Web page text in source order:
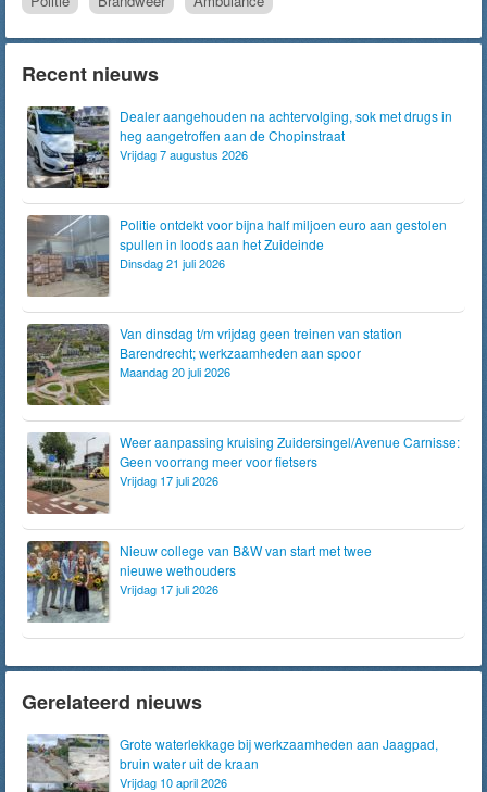
Recent nieuws
Dealer aangehouden na achtervolging, sok met drugs in
heg aangetroffen aan de Chopinstraat
Vrijdag 7 augustus 2026
Politie ontdekt voor bijna half miljoen euro aan gestolen
spullen in loods aan het Zuideinde
Dinsdag 21 juli 2026
Van dinsdag t/m vrijdag geen treinen van station
Barendrecht; werkzaamheden aan spoor
Maandag 20 juli 2026
Weer aanpassing kruising Zuidersingel/Avenue Carnisse:
Geen voorrang meer voor fietsers
Vrijdag 17 juli 2026
Nieuw college van B&W van start met twee
nieuwe wethouders
Vrijdag 17 juli 2026
Gerelateerd nieuws
Grote waterlekkage bij werkzaamheden aan Jaagpad,
bruin water uit de kraan
Vrijdag 10 april 2026